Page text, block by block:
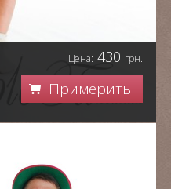
Цена: 430 грн.
Примерить